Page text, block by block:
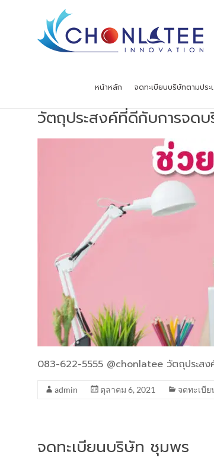
หน้าหลัก จดทะเบียนบริษัทตามประ
วัตถุประสงค์ที่ดีกับการจด
083-622-5555 @chonlatee วัตถุประส
admin ตุลาคม 6, 2021 จดทะเบี
จดทะเบียนบริษัท ชุมพร